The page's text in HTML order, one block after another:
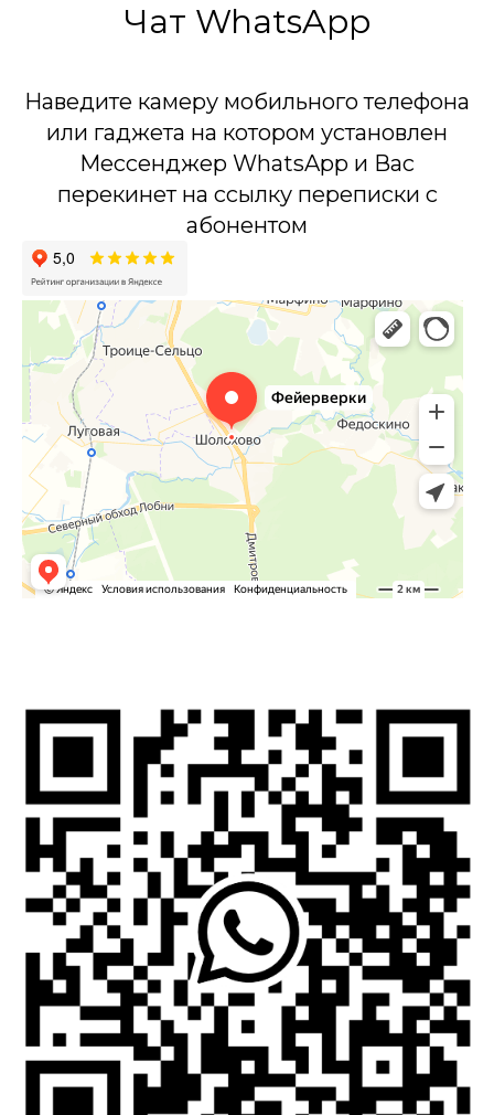
Чат WhatsApp
Наведите камеру мобильного телефона
или гаджета на котором установлен
Мессенджер WhatsApp и Вас
перекинет на ссылку переписки с
абонентом